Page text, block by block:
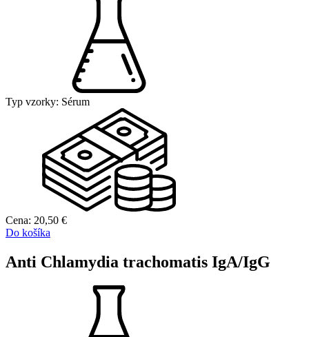
Typ vzorky: Sérum
Cena: 20,50 €
Do košíka
Anti Chlamydia trachomatis IgA/IgG